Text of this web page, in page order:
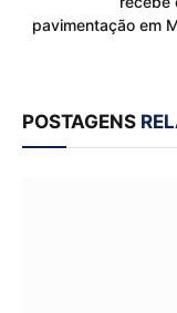
pavimentação em
POSTAGENS